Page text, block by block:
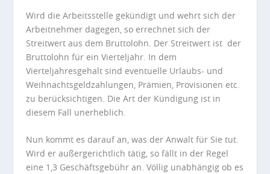
Wird die Arbeitsstelle gekündigt und wehrt sich der
Arbeitnehmer dagegen, so errechnet sich der
Streitwert aus dem Bruttolohn. Der Streitwert ist der
Bruttolohn für ein Vierteljahr. In dem
Vierteljahresgehalt sind eventuelle Urlaubs- und
Weihnachtsgeldzahlungen, Prämien, Provisionen etc.
zu berücksichtigen. Die Art der Kündigung ist in
diesem Fall unerheblich.
Nun kommt es darauf an, was der Anwalt für Sie tut.
Wird er außergerichtlich tätig, so fällt in der Regel
eine 1,3 Geschäftsgebühr an. Völlig unabhängig ob es